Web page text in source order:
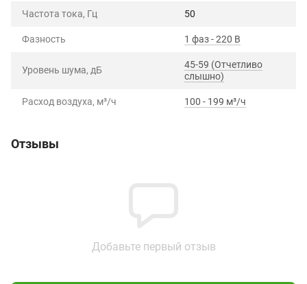
Частота тока, Гц 50
Фазность 1 фаз - 220 В
Уровень шума, дБ
45-59 (Отчетливо
слышно)
Расход воздуха, м³/ч 100 - 199 м³/ч
Отзывы
Добавьте первый отзыв